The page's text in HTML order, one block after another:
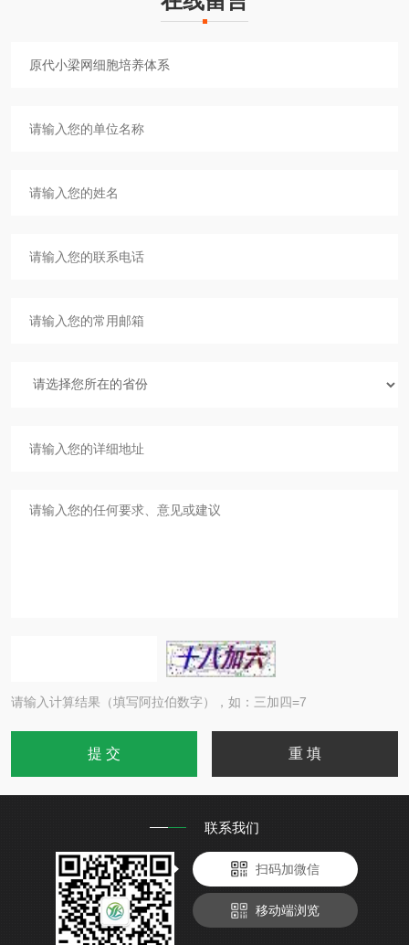
请输入计算结果（填写阿拉伯数字），如：三加四=7
联系我们
扫码加微信
移动端浏览